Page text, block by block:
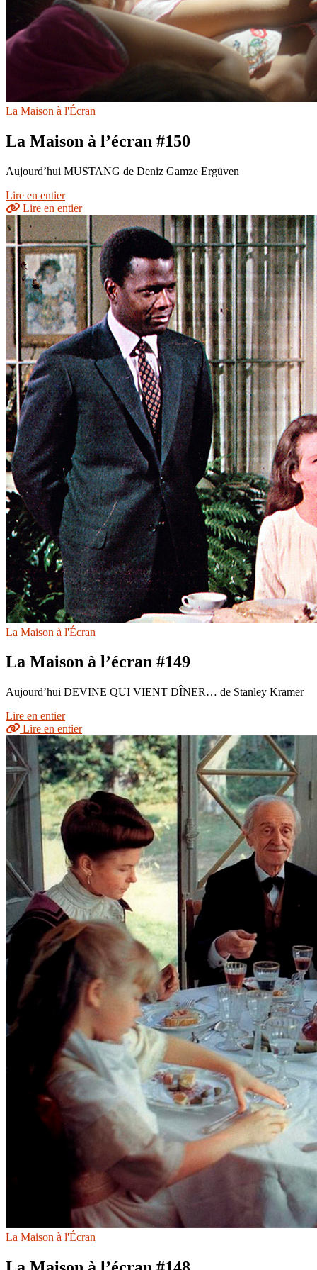
La Maison à l'Écran
La Maison à l’écran #150
Aujourd’hui MUSTANG de Deniz Gamze Ergüven
Lire en entier
Lire en entier
La Maison à l'Écran
La Maison à l’écran #149
Aujourd’hui DEVINE QUI VIENT DÎNER… de Stanley Kramer
Lire en entier
Lire en entier
La Maison à l'Écran